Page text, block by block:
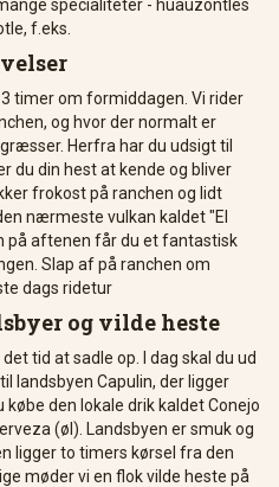
specialiteter - huauzontles
f.eks.
timer om formiddagen. Vi rider
og hvor der normalt er
Herfra har du udsigt til
du din hest at kende og bliver
frokost på ranchen og lidt
nærmeste vulkan kaldet "El
på aftenen får du et fantastisk
Slap af på ranchen om
dags ridetur
og vilde heste
tid at sadle op. I dag skal du ud
landsbyen Capulin, der ligger
den lokale drik kaldet Conejo
(øl). Landsbyen er smuk og
ligger to timers kørsel fra den
møder vi en flok vilde heste på